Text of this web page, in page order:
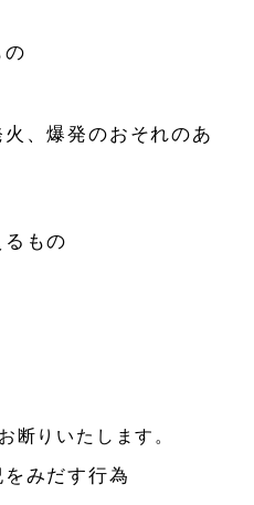
、爆発のおそれのあ
もの
断りいたします。
みだす行為